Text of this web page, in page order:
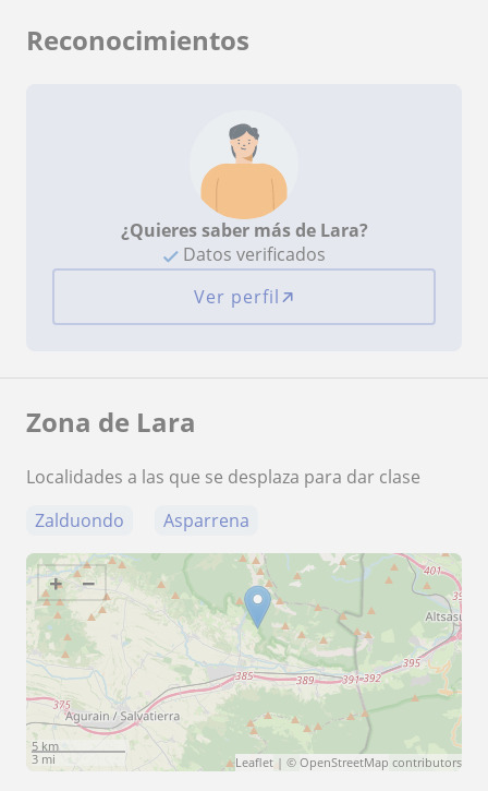
Reconocimientos
¿Quieres saber más de Lara?
Datos verificados
Ver perfil
Zona de Lara
Localidades a las que se desplaza para dar clase
Zalduondo
Asparrena
+ −
5 km
3 mi
Leaflet | © OpenStreetMap contributors